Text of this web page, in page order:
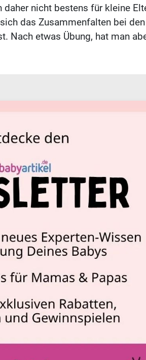
nicht bestens für kleine
das Zusammenfalten bei
Nach etwas Übung, hat man